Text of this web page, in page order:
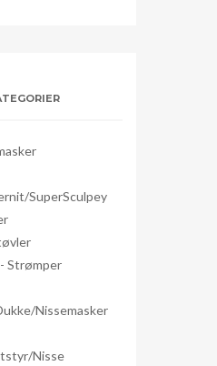
SuperSculpey
Strømper
nissemasker
nisse